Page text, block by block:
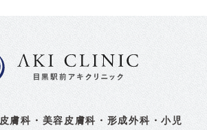
膚科・美容皮膚科・形成外科・小児